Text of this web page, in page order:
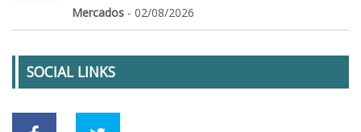
Mercados - 02/08/2026
SOCIAL LINKS